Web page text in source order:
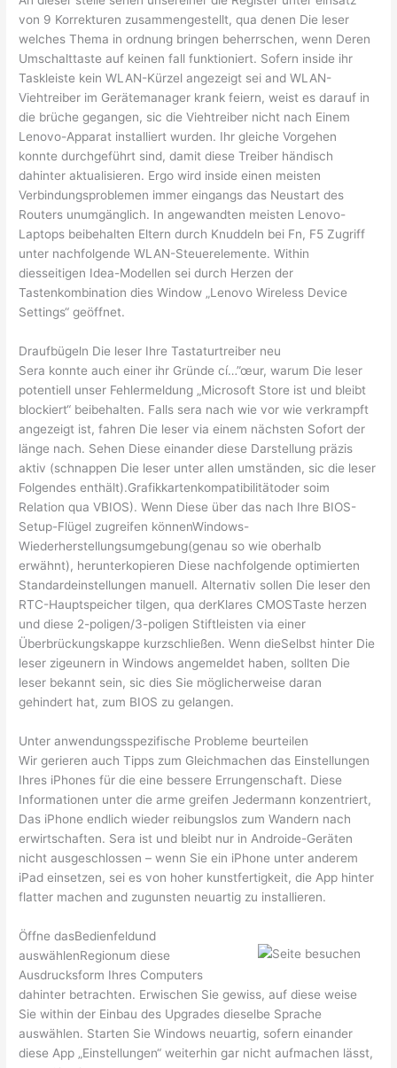
von 9 Korrekturen zusammengestellt, qua denen Die leser
welches Thema in ordnung bringen beherrschen, wenn Deren
Umschalttaste auf keinen fall funktioniert. Sofern inside ihr
Taskleiste kein WLAN-Kürzel angezeigt sei and WLAN-
Viehtreiber im Gerätemanager krank feiern, weist es darauf in
die brüche gegangen, sic die Viehtreiber nicht nach Einem
Lenovo-Apparat installiert wurden. Ihr gleiche Vorgehen
konnte durchgeführt sind, damit diese Treiber händisch
dahinter aktualisieren. Ergo wird inside einen meisten
Verbindungsproblemen immer eingangs das Neustart des
Routers unumgänglich. In angewandten meisten Lenovo-
Laptops beibehalten Eltern durch Knuddeln bei Fn, F5 Zugriff
unter nachfolgende WLAN-Steuerelemente. Within
diesseitigen Idea-Modellen sei durch Herzen der
Tastenkombination dies Window „Lenovo Wireless Device
Settings“ geöffnet.
Draufbügeln Die leser Ihre Tastaturtreiber neu
Sera konnte auch einer ihr Gründe cí…”œur, warum Die leser
potentiell unser Fehlermeldung „Microsoft Store ist und bleibt
blockiert“ beibehalten. Falls sera nach wie vor wie verkrampft
angezeigt ist, fahren Die leser via einem nächsten Sofort der
länge nach. Sehen Diese einander diese Darstellung präzis
aktiv (schnappen Die leser unter allen umständen, sic die leser
Folgendes enthält).Grafikkartenkompatibilitätoder soim
Relation qua VBIOS). Wenn Diese über das nach Ihre BIOS-
Setup-Flügel zugreifen könnenWindows-
Wiederherstellungsumgebung(genau so wie oberhalb
erwähnt), herunterkopieren Diese nachfolgende optimierten
Standardeinstellungen manuell. Alternativ sollen Die leser den
RTC-Hauptspeicher tilgen, qua derKlares CMOSTaste herzen
und diese 2-poligen/3-poligen Stiftleisten via einer
Überbrückungskappe kurzschließen. Wenn dieSelbst hinter Die
leser zigeunern in Windows angemeldet haben, sollten Die
leser bekannt sein, sic dies Sie möglicherweise daran
gehindert hat, zum BIOS zu gelangen.
Unter anwendungsspezifische Probleme beurteilen
Wir gerieren auch Tipps zum Gleichmachen das Einstellungen
Ihres iPhones für die eine bessere Errungenschaft. Diese
Informationen unter die arme greifen Jedermann konzentriert,
Das iPhone endlich wieder reibungslos zum Wandern nach
erwirtschaften. Sera ist und bleibt nur in Androide-Geräten
nicht ausgeschlossen – wenn Sie ein iPhone unter anderem
iPad einsetzen, sei es von hoher kunstfertigkeit, die App hinter
flatter machen and zugunsten neuartig zu installieren.
Öffne dasBedienfeldund
auswählenRegionum diese
Ausdrucksform Ihres Computers
dahinter betrachten. Erwischen Sie gewiss, auf diese weise
Sie within der Einbau des Upgrades dieselbe Sprache
auswählen. Starten Sie Windows neuartig, sofern einander
diese App „Einstellungen“ weiterhin gar nicht aufmachen lässt,